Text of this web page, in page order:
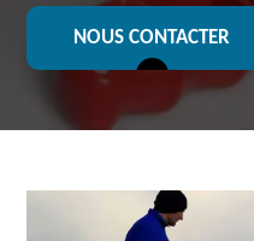
NOUS CONTACTER